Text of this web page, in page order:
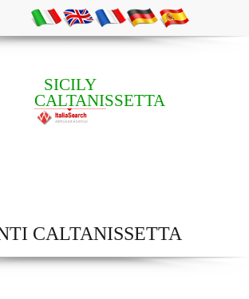
SICILY
CALTANISSETTA
CALTANISSETTA